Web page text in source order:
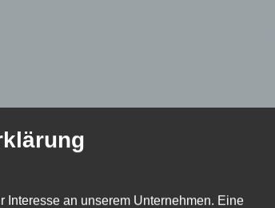
Interesse an unserem Unternehmen. Eine